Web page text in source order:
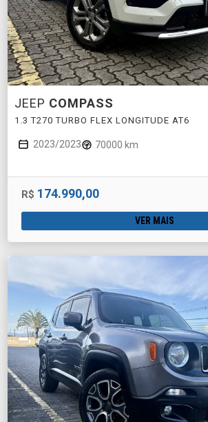
JEEP COMPASS
1.3 T270 TURBO FLEX LONGITUDE AT6
2023/2023 70000 km
R$ 174.990,00
VER MAIS